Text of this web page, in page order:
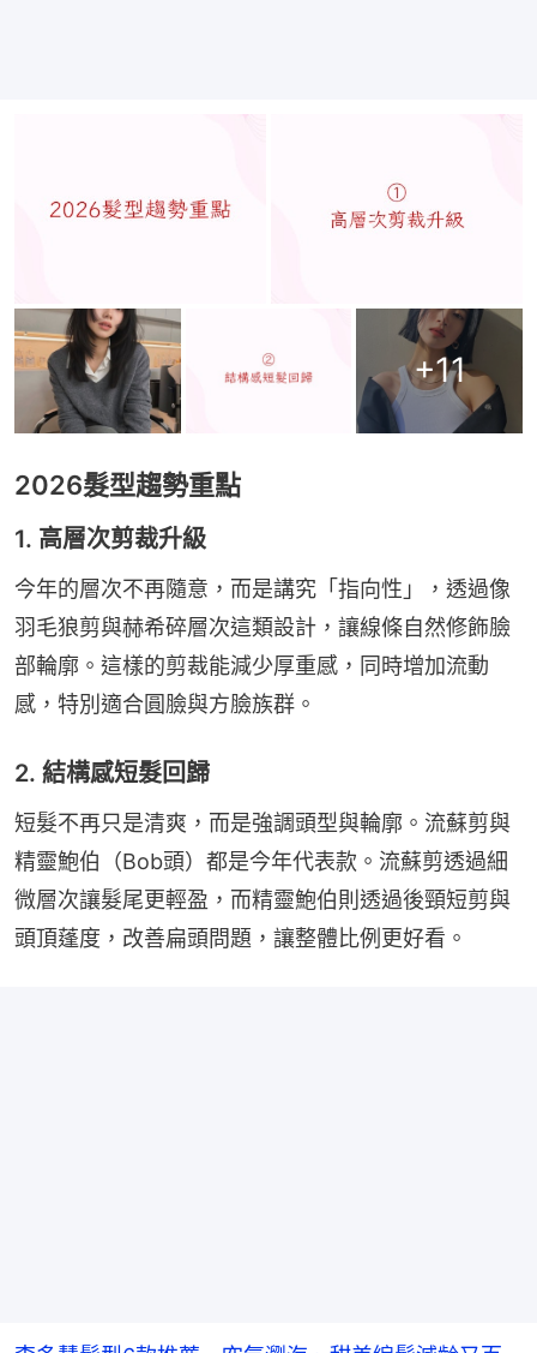
+11
2026髮型趨勢重點
1. 高層次剪裁升級
今年的層次不再隨意，而是講究「指向性」，透過像
羽毛狼剪與赫希碎層次這類設計，讓線條自然修飾臉
部輪廓。這樣的剪裁能減少厚重感，同時增加流動
感，特別適合圓臉與方臉族群。
2. 結構感短髮回歸
短髮不再只是清爽，而是強調頭型與輪廓。流蘇剪與
精靈鮑伯（Bob頭）都是今年代表款。流蘇剪透過細
微層次讓髮尾更輕盈，而精靈鮑伯則透過後頸短剪與
頭頂蓬度，改善扁頭問題，讓整體比例更好看。